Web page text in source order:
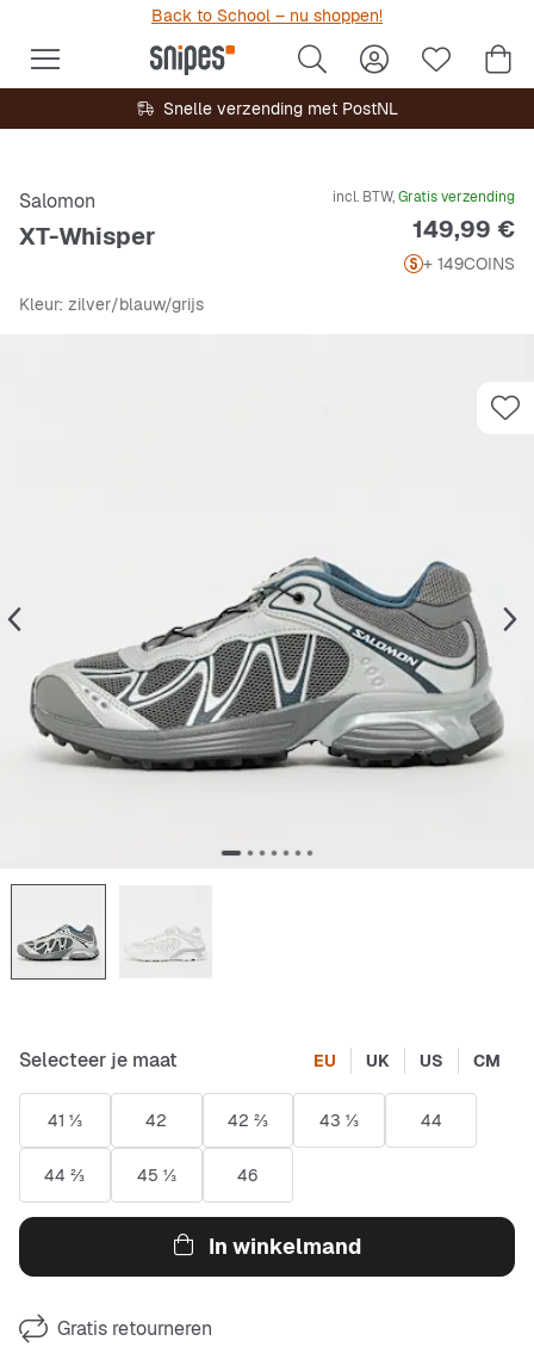
Back to School – nu shoppen!
Snelle verzending met PostNL
Salomon
XT-Whisper
incl. BTW,Gratis verzending
Prijs
149,99 €
+ 149COINS
Kleur: zilver/blauw/grijs
Selecteer je maat EU UK US CM
41 ⅓ 42 42 ⅔ 43 ⅓ 44
44 ⅔ 45 ⅓ 46
In winkelmand
Gratis retourneren